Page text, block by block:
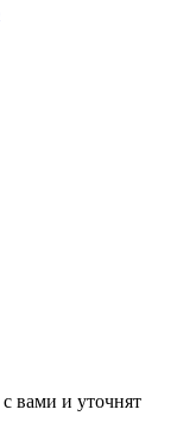
вами и уточнят